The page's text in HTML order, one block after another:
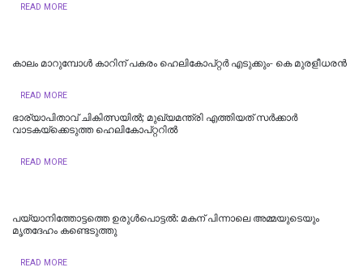
READ MORE
കാലം മാറുമ്പോൾ കാറിന് പകരം ഹെലികോപ്റ്റർ എടുക്കും- കെ മുരളീധരന്‍
READ MORE
ഭാര്യാപിതാവ് ചികിത്സയിൽ; മുഖ്യമന്ത്രി എത്തിയത് സര്‍ക്കാര്‍
വാടകയ്‌ക്കെടുത്ത ഹെലികോപ്റ്ററില്‍
READ MORE
പയ്യാനിത്തോട്ടത്തെ ഉരുൾപൊട്ടൽ: മകന് പിന്നാലെ അമ്മയുടെയും
മൃതദേഹം കണ്ടെടുത്തു
READ MORE